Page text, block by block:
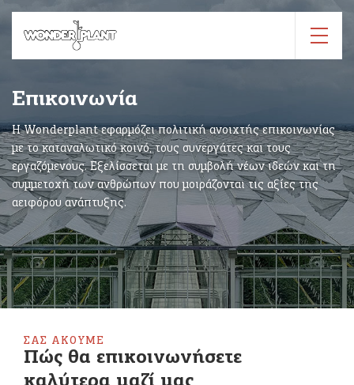
Επικοινωνία
Η Wonderplant εφαρμόζει πολιτική ανοιχτής επικοινωνίας
με το καταναλωτικό κοινό, τους συνεργάτες και τους
εργαζόμενους. Εξελίσσεται με τη συμβολή νέων ιδεών και τη
συμμετοχή των ανθρώπων που μοιράζονται τις αξίες της
αειφόρου ανάπτυξης.
Πώς θα επικοινωνήσετε
ΣΑΣ ΑΚΟΥΜΕ